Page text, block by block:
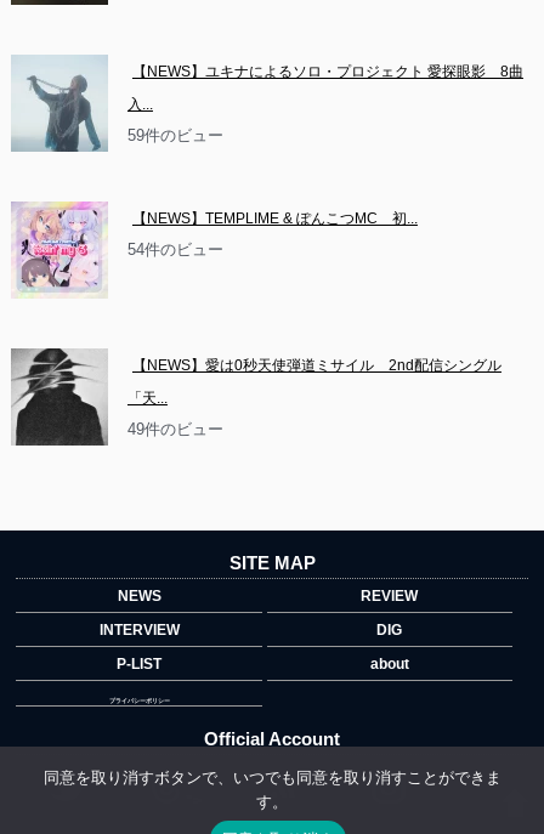
【NEWS】ユキナによるソロ・プロジェクト 愛探眼影　8曲
入...
59件のビュー
【NEWS】TEMPLIME & ぽんこつMC　初...
54件のビュー
【NEWS】愛は0秒天使弾道ミサイル　2nd配信シングル
「天...
49件のビュー
SITE MAP
NEWS
REVIEW
INTERVIEW
DIG
P-LIST
about
プライバシーポリシー
Official Account
同意を取り消すボタンで、いつでも同意を取り消すことができま
す。